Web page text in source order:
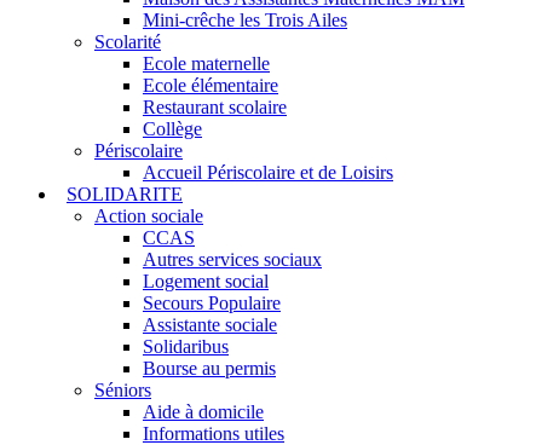
Mini-crêche les Trois Ailes
Scolarité
Ecole maternelle
Ecole élémentaire
Restaurant scolaire
Collège
Périscolaire
Accueil Périscolaire et de Loisirs
SOLIDARITE
Action sociale
CCAS
Autres services sociaux
Logement social
Secours Populaire
Assistante sociale
Solidaribus
Bourse au permis
Séniors
Aide à domicile
Informations utiles